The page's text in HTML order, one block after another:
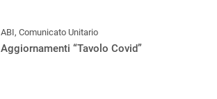
ABI, Comunicato Unitario
Aggiornamenti “Tavolo Covid”